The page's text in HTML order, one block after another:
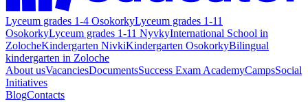
Lyceum grades 1-4 OsokorkyLyceum grades 1-11
OsokorkyLyceum grades 1-11 NyvkyInternational School in
ZolochеKindergarten NivkiKindergarten OsokorkyBilingual
kindergarten in Zolochе
About usVacanciesDocumentsSuccess Exam AcademyCampsSocial
Initiatives
BlogContacts